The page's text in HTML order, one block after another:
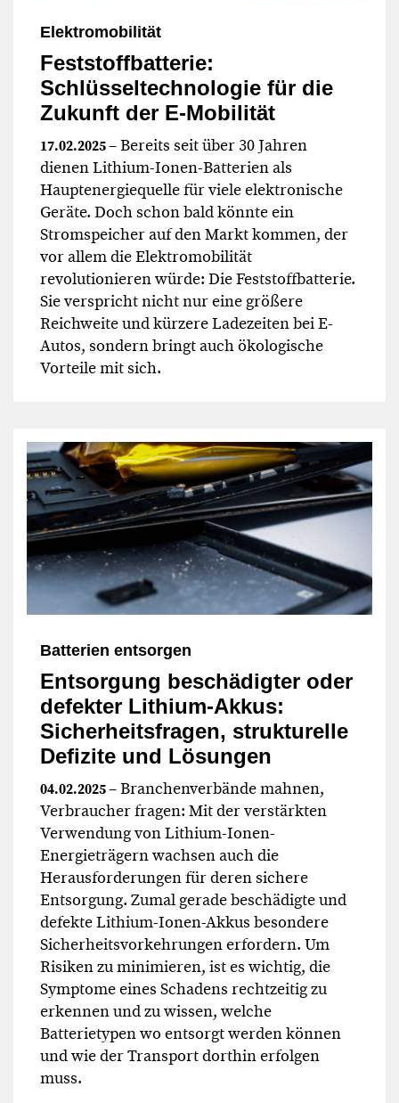
Elektromobilität
Feststoffbatterie:
Schlüsseltechnologie für die
Zukunft der E-Mobilität
17.02.2025– Bereits seit über 30 Jahren
dienen Lithium-Ionen-Batterien als
Hauptenergiequelle für viele elektronische
Geräte. Doch schon bald könnte ein
Stromspeicher auf den Markt kommen, der
vor allem die Elektromobilität
revolutionieren würde: Die Feststoffbatterie.
Sie verspricht nicht nur eine größere
Reichweite und kürzere Ladezeiten bei E-
Autos, sondern bringt auch ökologische
Vorteile mit sich.
Batterien entsorgen
Entsorgung beschädigter oder
defekter Lithium-Akkus:
Sicherheitsfragen, strukturelle
Defizite und Lösungen
04.02.2025– Branchenverbände mahnen,
Verbraucher fragen: Mit der verstärkten
Verwendung von Lithium-Ionen-
Energieträgern wachsen auch die
Herausforderungen für deren sichere
Entsorgung. Zumal gerade beschädigte und
defekte Lithium-Ionen-Akkus besondere
Sicherheitsvorkehrungen erfordern. Um
Risiken zu minimieren, ist es wichtig, die
Symptome eines Schadens rechtzeitig zu
erkennen und zu wissen, welche
Batterietypen wo entsorgt werden können
und wie der Transport dorthin erfolgen
muss.